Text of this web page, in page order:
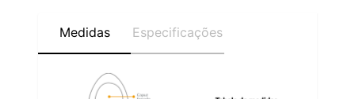
Medidas Especificações